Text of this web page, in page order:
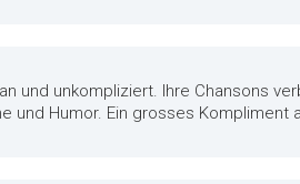
und unkompliziert. Ihre Chansons
und Humor. Ein grosses Kompliment